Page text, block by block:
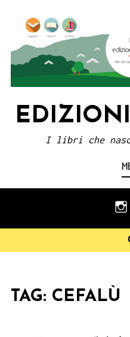
content
I libri che
TAG: CEFALÙ